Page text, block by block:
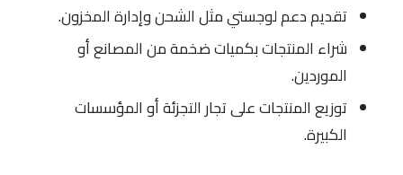
تقديم دعم لوجستي مثل الشحن وإدارة المخزون.
شراء المنتجات بكميات ضخمة من المصانع أو
الموردين.
توزيع المنتجات على تجار التجزئة أو المؤسسات
الكبيرة.